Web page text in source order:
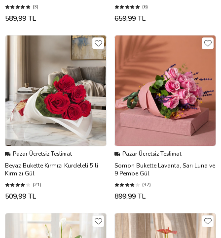
(3)
589,99 TL
(6)
659,99 TL
Pazar Ücretsiz Teslimat
Beyaz Bukette Kırmızı Kurdeleli 5'li
Kırmızı Gül
(21)
509,99 TL
Pazar Ücretsiz Teslimat
Somon Bukette Lavanta, Sarı Luna ve
9 Pembe Gül
(37)
899,99 TL